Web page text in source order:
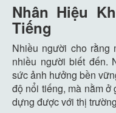
Nhân Hiệu
Tiếng
Nhiều người cho rằng
nhiều người biết đến.
sức ảnh hưởng bền
độ nổi tiếng, mà nằm ở
dựng được với thị